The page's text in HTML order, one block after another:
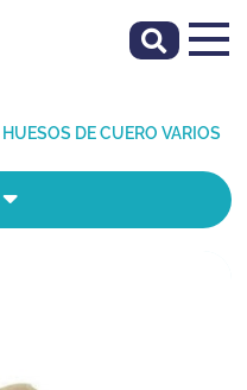
HUESOS DE CUERO VARIOS